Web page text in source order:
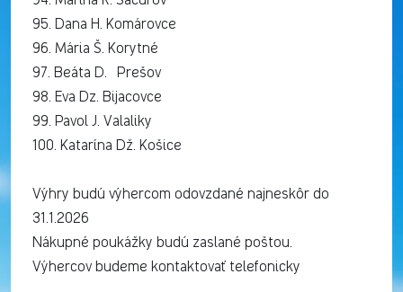
95. Dana H. Komárovce
96. Mária Š. Korytné
97. Beáta D. Prešov
98. Eva Dz. Bijacovce
99. Pavol J. Valaliky
100. Katarína Dž. Košice
Výhry budú výhercom odovzdané najneskôr do
31.1.2026
Nákupné poukážky budú zaslané poštou.
Výhercov budeme kontaktovať telefonicky